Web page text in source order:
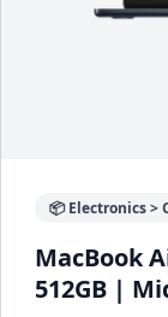
📦 Electronics >
MacBook
512GB |